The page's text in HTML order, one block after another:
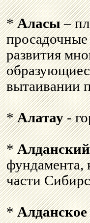
*Аласы–
развития
вытаивании
*Алатау-
*
фундамента,
части
*Алданское